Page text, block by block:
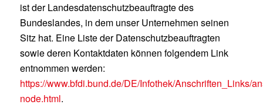
ist der Landesdatenschutzbeauftragte des
Bundeslandes, in dem unser Unternehmen seinen
Sitz hat. Eine Liste der Datenschutzbeauftragten
sowie deren Kontaktdaten können folgendem Link
entnommen werden:
https://www.bfdi.bund.de/DE/Infothek/Anschriften_Links/
node.html.